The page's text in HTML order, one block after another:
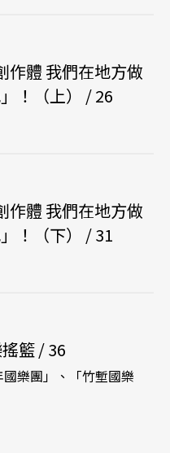
作體 我們在地方做
！（上） / 26
作體 我們在地方做
！（下） / 31
籃 / 36
樂團」、「竹塹國樂